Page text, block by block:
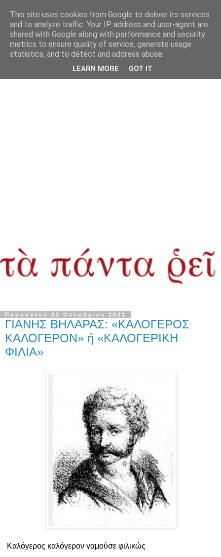
Παρασκευή 22 Οκτωβρίου 2021
ΓΙΑΝΗΣ ΒΗΛΑΡΑΣ: «ΚΑΛΟΓΕΡΟΣ
ΚΑΛΟΓΕΡΟΝ» ή «ΚΑΛΟΓΕΡΙΚΗ
ΦΙΛΙΑ»
Καλόγερος καλόγερον γαμούσε φιλικώς
This site uses cookies from Google to deliver its services
and to analyze traffic. Your IP address and user-agent are
shared with Google along with performance and security
metrics to ensure quality of service, generate usage
statistics, and to detect and address abuse.
LEARN MORE GOT IT